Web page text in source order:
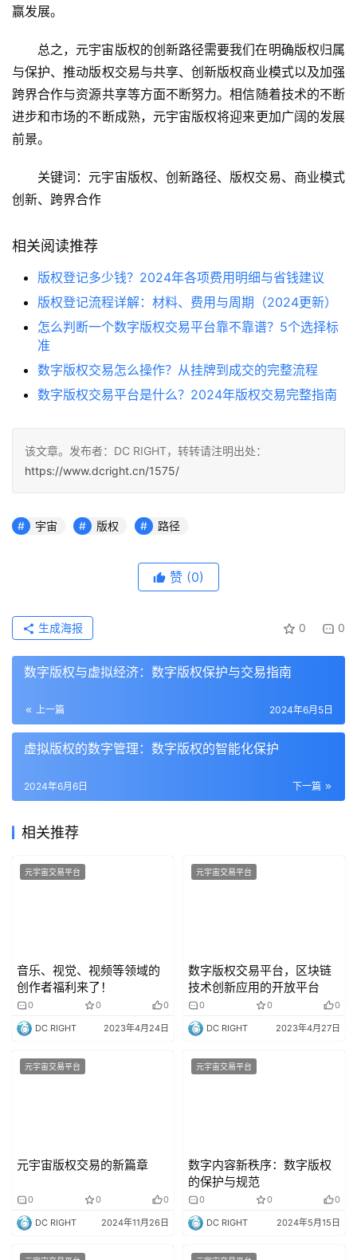
赢发展。
总之，元宇宙版权的创新路径需要我们在明确版权归属
与保护、推动版权交易与共享、创新版权商业模式以及加强
跨界合作与资源共享等方面不断努力。相信随着技术的不断
进步和市场的不断成熟，元宇宙版权将迎来更加广阔的发展
前景。
关键词：元宇宙版权、创新路径、版权交易、商业模式
创新、跨界合作
相关阅读推荐
版权登记多少钱？2024年各项费用明细与省钱建议
版权登记流程详解：材料、费用与周期（2024更新）
怎么判断一个数字版权交易平台靠不靠谱？5个选择标
准
数字版权交易怎么操作？从挂牌到成交的完整流程
数字版权交易平台是什么？2024年版权交易完整指南
该文章。发布者：DC RIGHT，转转请注明出处：
https://www.dcright.cn/1575/
宇宙 版权 路径
赞 (0)
0 0
生成海报
数字版权与虚拟经济：数字版权保护与交易指南
上一篇 2024年6月5日
虚拟版权的数字管理：数字版权的智能化保护
下一篇
2024年6月6日
相关推荐
元宇宙交易平台
音乐、视觉、视频等领域的
创作者福利来了！
0 0 0
DC RIGHT 2023年4月24日
元宇宙交易平台
数字版权交易平台，区块链
技术创新应用的开放平台
0 0 0
DC RIGHT 2023年4月27日
元宇宙交易平台
元宇宙版权交易的新篇章
0 0 0
DC RIGHT 2024年11月26日
元宇宙交易平台
数字内容新秩序：数字版权
的保护与规范
0 0 0
DC RIGHT 2024年5月15日